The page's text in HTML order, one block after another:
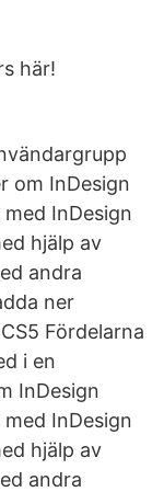
här!
om InDesign
InDesign
hjälp av
andra
ner
Fördelarna
i en
InDesign
InDesign
hjälp av
andra